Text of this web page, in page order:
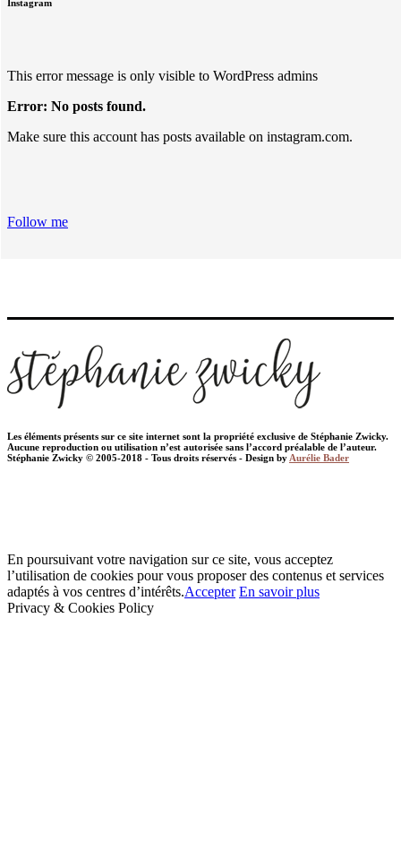
Instagram
This error message is only visible to WordPress admins
Error: No posts found.
Make sure this account has posts available on instagram.com.
Follow me
Les éléments présents sur ce site internet sont la propriété exclusive de Stéphanie Zwicky.
Aucune reproduction ou utilisation n’est autorisée sans l’accord préalable de l’auteur.
Stéphanie Zwicky © 2005-2018 - Tous droits réservés - Design by Aurélie Bader
En poursuivant votre navigation sur ce site, vous acceptez
l’utilisation de cookies pour vous proposer des contenus et services
adaptés à vos centres d’intérêts.Accepter En savoir plus
Privacy & Cookies Policy